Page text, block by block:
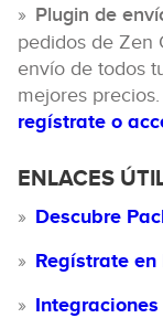
Plugin de
pedidos de Zen
envío de todos
mejores
regístrate o
ENLACES
Descubre
Regístrate en